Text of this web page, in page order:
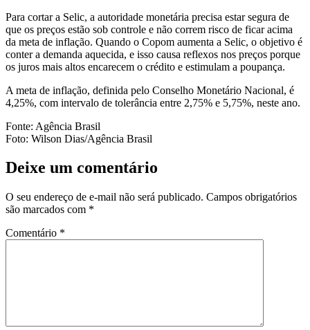
Para cortar a Selic, a autoridade monetária precisa estar segura de
que os preços estão sob controle e não correm risco de ficar acima
da meta de inflação. Quando o Copom aumenta a Selic, o objetivo é
conter a demanda aquecida, e isso causa reflexos nos preços porque
os juros mais altos encarecem o crédito e estimulam a poupança.
A meta de inflação, definida pelo Conselho Monetário Nacional, é
4,25%, com intervalo de tolerância entre 2,75% e 5,75%, neste ano.
Fonte: Agência Brasil
Foto: Wilson Dias/Agência Brasil
Deixe um comentário
O seu endereço de e-mail não será publicado. Campos obrigatórios
são marcados com *
Comentário *